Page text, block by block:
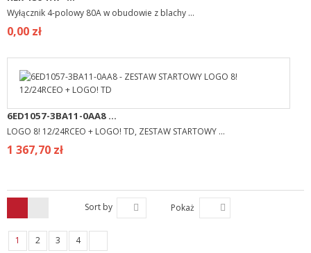
Wyłącznik 4-polowy 80A w obudowie z blachy ...
0,00 zł
6ED1057-3BA11-0AA8 ...
LOGO 8! 12/24RCEO + LOGO! TD, ZESTAW STARTOWY ...
1 367,70 zł
Sort by Pokaż
1 2 3 4